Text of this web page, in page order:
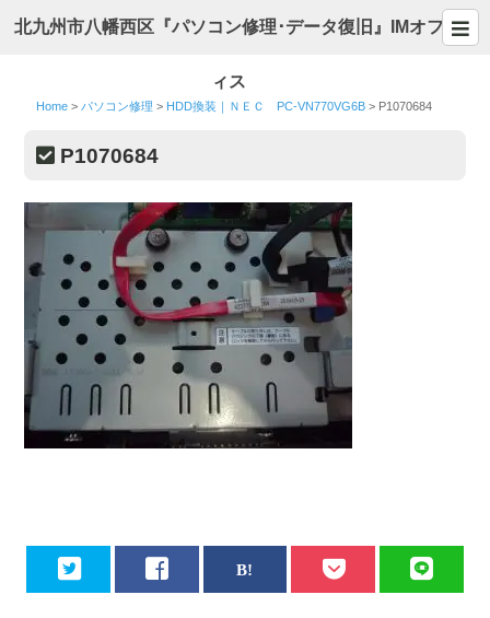
北九州市八幡西区『パソコン修理･データ復旧』IMオフ
ィス
Home > パソコン修理 > HDD換装｜ＮＥＣ PC-VN770VG6B > P1070684
P1070684